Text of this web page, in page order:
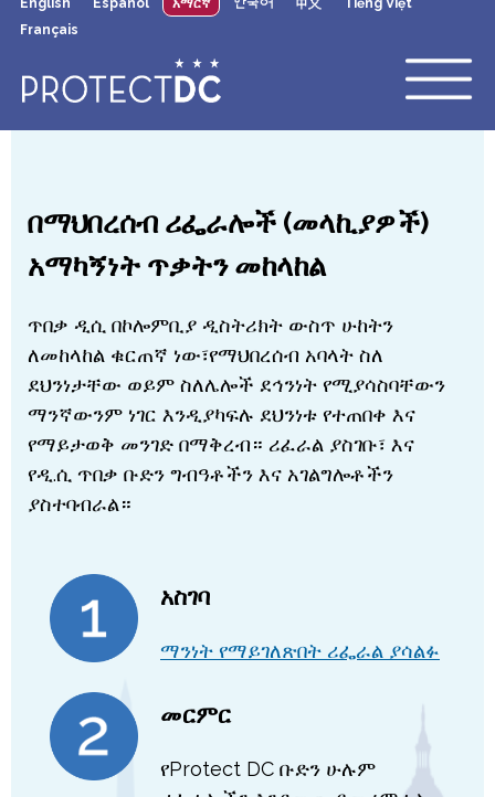
Skip to main content
English Español አማርኛ 한국어 中文
Tiếng Việt
Français
በማህበረሰብ ሪፌራሎች (መላኪያዎች)
አማካኝነት ጥቃትን መከላከል
ጥበቃ ዲሲ በኮሎምቢያ ዲስትሪክት ውስጥ ሁከትን
ለመከላከል ቁርጠኛ ነው፣የማህበረሰብ አባላት ስለ
ደህንነታቸው ወይም ስለሌሎች ደኅንነት የሚያሳስባቸውን
ማንኛውንም ነገር እንዲያካፍሉ ደህንነቱ የተጠበቀ እና
የማይታወቅ መንገድ በማቅረብ። ሪፈራል ያስገቡ፣ እና
የዲ.ሲ ጥበቃ ቡድን ግብዓቶችን እና አገልግሎቶችን
ያስተባብራል።
አስገባ
ማንነት የማይገለጽበት ሪፌራል ያሳልፉ
መርምር
የProtect DC ቡድን ሁሉም